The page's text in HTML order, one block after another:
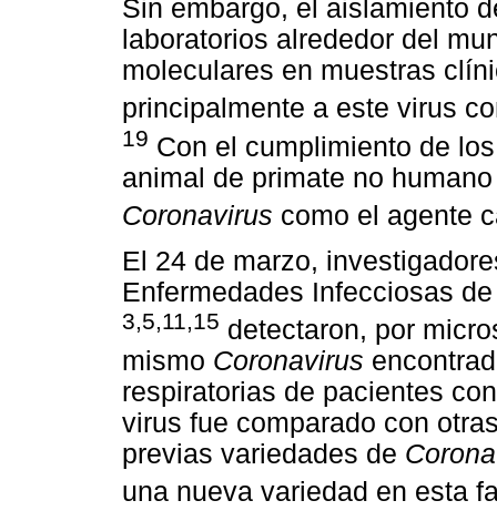
Sin embargo, el aislamiento
laboratorios alrededor del
moleculares en muestras
principalmente a este virus
19 Con el cumplimiento de
animal de primate no
Coronavirus como el agente
El 24 de marzo,
Enfermedades Infecciosas
3,5,11,15 detectaron, por
mismo Coronavirus
respiratorias de pacientes
virus fue comparado con
previas variedades de
una nueva variedad en esta